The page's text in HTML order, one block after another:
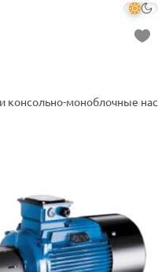
консольно-моноблочные